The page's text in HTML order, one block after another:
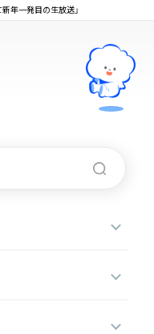
年一発目の生放送」